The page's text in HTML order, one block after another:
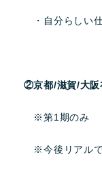
・自分らしい仕
②京都/滋賀/大阪
※第1期のみ
※今後リアルで